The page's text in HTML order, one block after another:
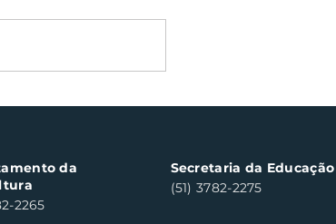
da
2265
Secretaria da Educação
(51) 3782-2275